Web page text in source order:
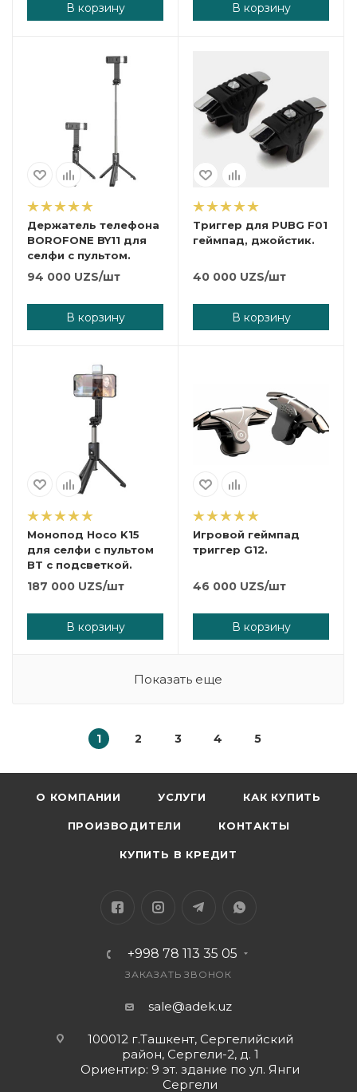
В корзину В корзину
Держатель телефона
BOROFONE BY11 для
селфи с пультом.
94 000 UZS/шт
В корзину
Триггер для PUBG F01
геймпад, джойстик.
40 000 UZS/шт
В корзину
Монопод Hoco K15
для селфи с пультом
BT с подсветкой.
187 000 UZS/шт
В корзину
Игровой геймпад
триггер G12.
46 000 UZS/шт
В корзину
Показать еще
1 2 3 4 5
О КОМПАНИИ УСЛУГИ КАК КУПИТЬ
ПРОИЗВОДИТЕЛИ КОНТАКТЫ
КУПИТЬ В КРЕДИТ
+998 78 113 35 05
ЗАКАЗАТЬ ЗВОНОК
sale@adek.uz
100012 г.Ташкент, Сергелийский
район, Сергели-2, д. 1
Ориентир: 9 эт. здание по ул. Янги
Сергели